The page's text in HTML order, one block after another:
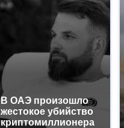
В ОАЭ произошло
жестокое убийство
криптомиллионера